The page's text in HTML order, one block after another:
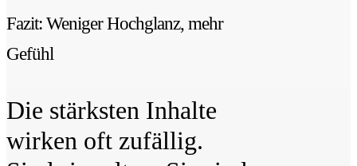
Fazit: Weniger Hochglanz, mehr
Gefühl
Die stärksten Inhalte
wirken oft zufällig.